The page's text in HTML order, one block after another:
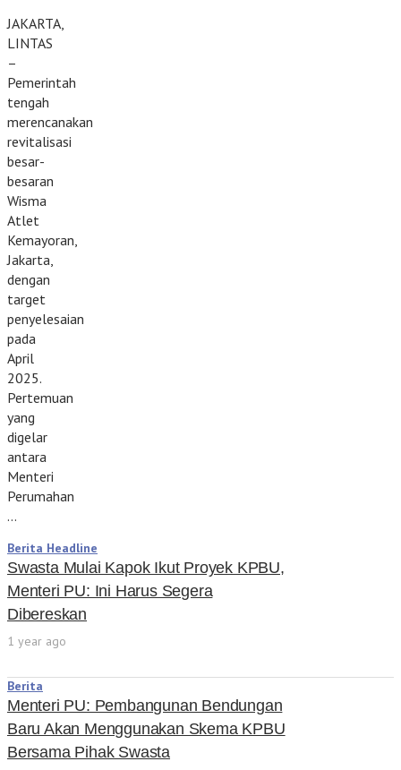
JAKARTA,
LINTAS
–
Pemerintah
tengah
merencanakan
revitalisasi
besar-
besaran
Wisma
Atlet
Kemayoran,
Jakarta,
dengan
target
penyelesaian
pada
April
2025.
Pertemuan
yang
digelar
antara
Menteri
Perumahan
…
Berita Headline
Swasta Mulai Kapok Ikut Proyek KPBU,
Menteri PU: Ini Harus Segera
Dibereskan
1 year ago
Berita
Menteri PU: Pembangunan Bendungan
Baru Akan Menggunakan Skema KPBU
Bersama Pihak Swasta